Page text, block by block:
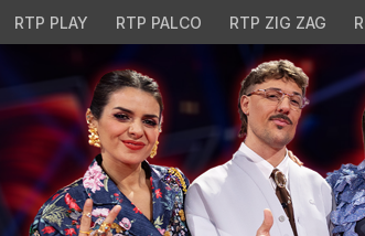
RTP PLAY RTP PALCO RTP ZIG ZAG